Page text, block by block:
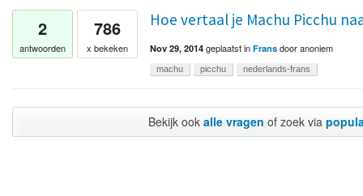
2
antwoorden
786
x bekeken
Hoe vertaal je Machu Picchu
Nov 29, 2014 geplaatstin Frans dooranoniem
machu picchu nederlands-frans
Bekijk ook alle vragen of zoek via